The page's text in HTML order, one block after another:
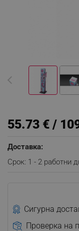
55.73 € /
Доставка:
Срок: 1 - 2 работни
Сигурна
Проверка на